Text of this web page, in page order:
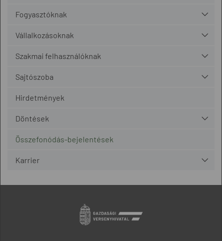
Fogyasztóknak
Vállalkozásoknak
Szakmai felhasználóknak
Sajtószoba
Hirdetmények
Döntések
Összefonódás-bejelentések
Karrier